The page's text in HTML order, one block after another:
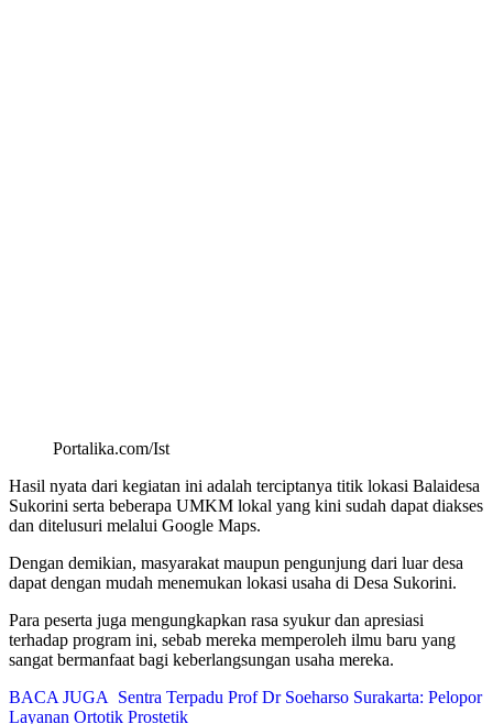
Portalika.com/Ist
Hasil nyata dari kegiatan ini adalah terciptanya titik lokasi Balaidesa
Sukorini serta beberapa UMKM lokal yang kini sudah dapat diakses
dan ditelusuri melalui Google Maps.
Dengan demikian, masyarakat maupun pengunjung dari luar desa
dapat dengan mudah menemukan lokasi usaha di Desa Sukorini.
Para peserta juga mengungkapkan rasa syukur dan apresiasi
terhadap program ini, sebab mereka memperoleh ilmu baru yang
sangat bermanfaat bagi keberlangsungan usaha mereka.
BACA JUGA
Sentra Terpadu Prof Dr Soeharso Surakarta: Pelopor
Layanan Ortotik Prostetik